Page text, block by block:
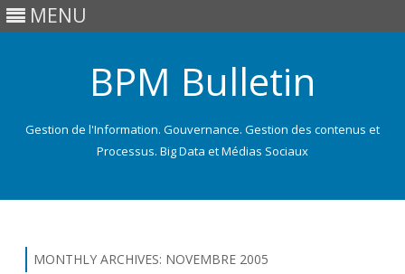
MENU
BPM Bulletin
Gestion de l'Information. Gouvernance. Gestion des contenus et
Processus. Big Data et Médias Sociaux
MONTHLY ARCHIVES: NOVEMBRE 2005